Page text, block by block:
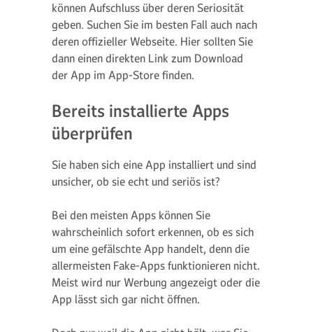
können Aufschluss über deren Seriosität
geben. Suchen Sie im besten Fall auch nach
deren offizieller Webseite. Hier sollten Sie
dann einen direkten Link zum Download
der App im App-Store finden.
Bereits installierte Apps
überprüfen
Sie haben sich eine App installiert und sind
unsicher, ob sie echt und seriös ist?
Bei den meisten Apps können Sie
wahrscheinlich sofort erkennen, ob es sich
um eine gefälschte App handelt, denn die
allermeisten Fake-Apps funktionieren nicht.
Meist wird nur Werbung angezeigt oder die
App lässt sich gar nicht öffnen.